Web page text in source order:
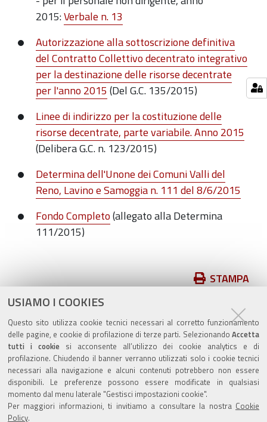
USIAMO I COOKIES
Questo sito utilizza cookie tecnici necessari al corretto funzionamento
delle pagine, e cookie di profilazione di terze parti. Selezionando Accetta
tutti i cookiesi acconsente all’utilizzo dei cookie analytics e di
profilazione. Chiudendo il banner verranno utilizzati solo i cookie tecnici
necessari alla navigazione e alcuni contenuti potrebbero non essere
disponibili. Le preferenze possono essere modificate in qualsiasi
momento dal menu laterale "Gestisci impostazioni cookie".
Per maggiori informazioni, ti invitiamo a consultare la nostra Cookie
Policy.
2015:Verbale n. 13
Autorizzazione alla sottoscrizione definitiva
del Contratto Collettivo decentrato integrativo
per la destinazione delle risorse decentrate
per l'anno 2015 (Del G.C. 135/2015)
Linee di indirizzo per la costituzione delle
risorse decentrate, parte variabile. Anno 2015
(Delibera G.C. n. 123/2015)
Determina dell'Unone dei Comuni Valli del
Reno, Lavino e Samoggia n. 111 del 8/6/2015
Fondo Completo(allegato alla Determina
111/2015)
documento
STAMPA
pubblicato il15/11/2018
ultima modifica15/11/2018
Valuta questo sito